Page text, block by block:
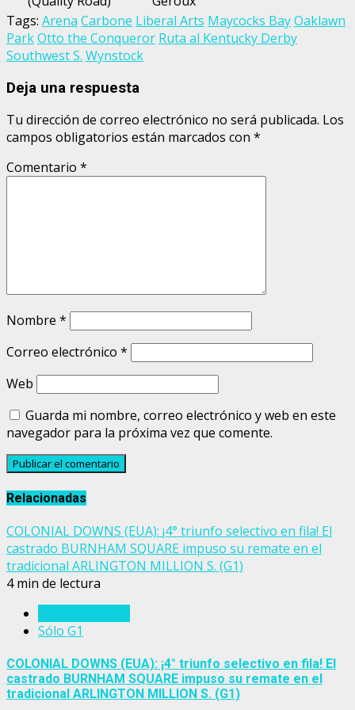
Tags: Arena Carbone Liberal Arts Maycocks BayOaklawn
ParkOtto the Conqueror Ruta al Kentucky Derby
Southwest S. Wynstock
Deja una respuesta
Tu dirección de correo electrónico no será publicada. Los
campos obligatorios están marcados con *
Comentario *
Nombre *
Correo electrónico *
Web
Guarda mi nombre, correo electrónico y web en este
navegador para la próxima vez que comente.
Relacionadas
COLONIAL DOWNS (EUA): ¡4° triunfo selectivo en fila! El
castrado BURNHAM SQUARE impuso su remate en el
tradicional ARLINGTON MILLION S. (G1)
4 min de lectura
Sólo G1
COLONIAL DOWNS (EUA): ¡4° triunfo selectivo en fila! El
castrado BURNHAM SQUARE impuso su remate en el
tradicional ARLINGTON MILLION S. (G1)